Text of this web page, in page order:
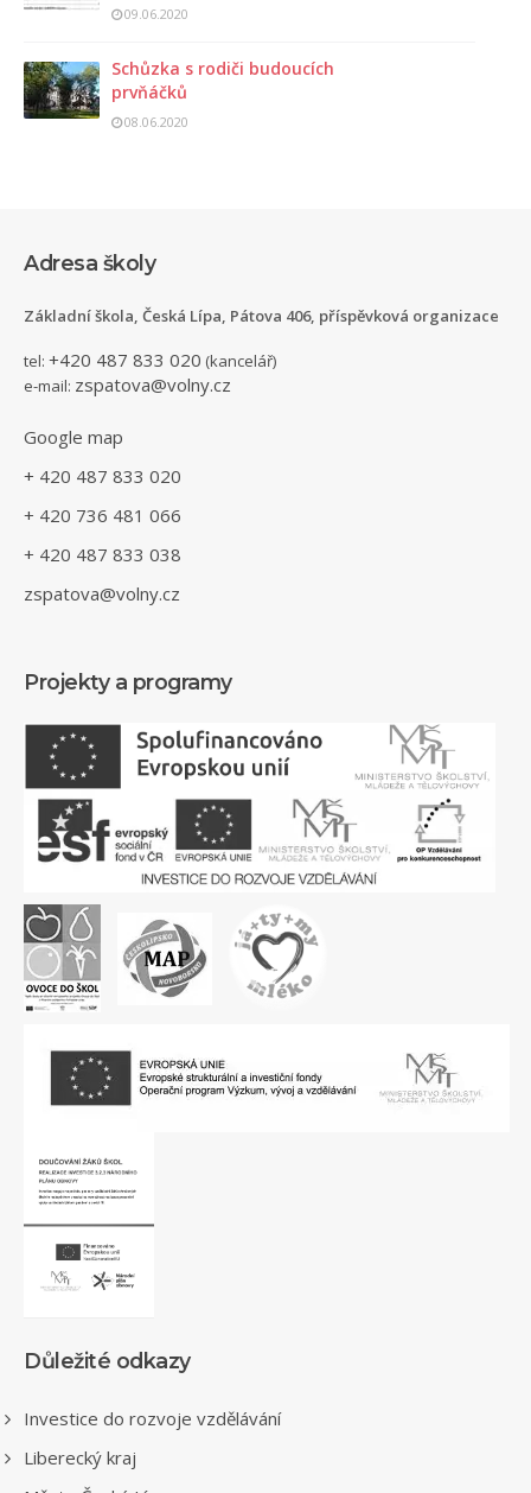
09.06.2020
Schůzka s rodiči budoucích
prvňáčků
08.06.2020
Adresa školy
Základní škola, Česká Lípa, Pátova 406, příspěvková organizace
tel: +420 487 833 020 (kancelář)
e-mail: zspatova@volny.cz
Google map
+ 420 487 833 020
+ 420 736 481 066
+ 420 487 833 038
zspatova@volny.cz
Projekty a programy
Důležité odkazy
Investice do rozvoje vzdělávání
Liberecký kraj